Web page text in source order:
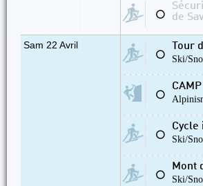
⚪
de
Sam 22 Avril
⚪
Tour
Ski/
⚪
⚪
Ski/
⚪
Mont
Ski/